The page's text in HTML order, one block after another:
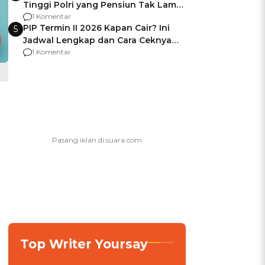
Tinggi Polri yang Pensiun Tak Lama
Usai Jadi Brigjen
1 Komentar
5 PIP Termin II 2026 Kapan Cair? Ini
Jadwal Lengkap dan Cara Ceknya
agar Dana Tidak Hangus!
1 Komentar
Top Writer Yoursay